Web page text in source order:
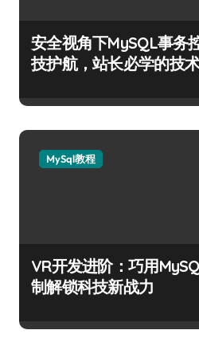
安全视角下MySQL事务
技护航，站长必学的技
MySql教程
VR开发进阶：巧用
制解锁科技新战力